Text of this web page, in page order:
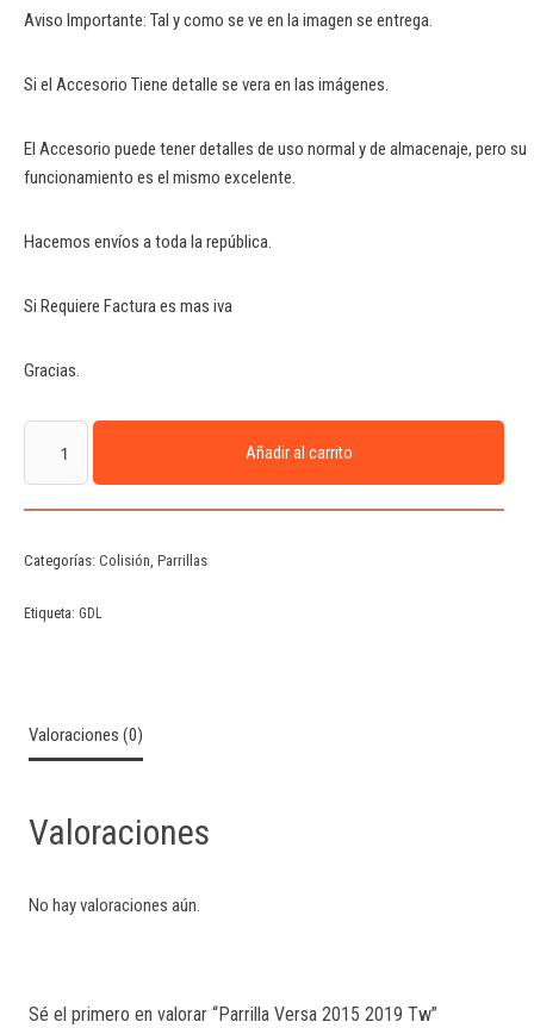
Aviso Importante: Tal y como se ve en la imagen se entrega.
Si el Accesorio Tiene detalle se vera en las imágenes.
El Accesorio puede tener detalles de uso normal y de almacenaje, pero su
funcionamiento es el mismo excelente.
Hacemos envíos a toda la república.
Si Requiere Factura es mas iva
Gracias.
Añadir al carrito
Categorías: Colisión, Parrillas
Etiqueta: GDL
Valoraciones (0)
Valoraciones
No hay valoraciones aún.
Sé el primero en valorar “Parrilla Versa 2015 2019 Tw”